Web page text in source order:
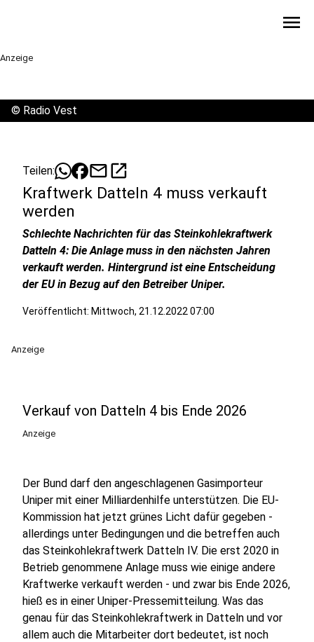
menu
Anzeige
© Radio Vest
Teilen: mailopen_in_new
Kraftwerk Datteln 4 muss verkauft
werden
Schlechte Nachrichten für das Steinkohlekraftwerk
Datteln 4: Die Anlage muss in den nächsten Jahren
verkauft werden. Hintergrund ist eine Entscheidung
der EU in Bezug auf den Betreiber Uniper.
Veröffentlicht: Mittwoch, 21.12.2022 07:00
Anzeige
Verkauf von Datteln 4 bis Ende 2026
Anzeige
Der Bund darf den angeschlagenen Gasimporteur
Uniper mit einer Milliardenhilfe unterstützen. Die EU-
Kommission hat jetzt grünes Licht dafür gegeben -
allerdings unter Bedingungen und die betreffen auch
das Steinkohlekraftwerk Datteln IV. Die erst 2020 in
Betrieb genommene Anlage muss wie einige andere
Kraftwerke verkauft werden - und zwar bis Ende 2026,
hieß es in einer Uniper-Pressemitteilung. Was das
genau für das Steinkohlekraftwerk in Datteln und vor
allem auch die Mitarbeiter dort bedeutet, ist noch